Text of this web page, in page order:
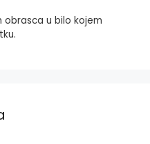
u bilo kojem